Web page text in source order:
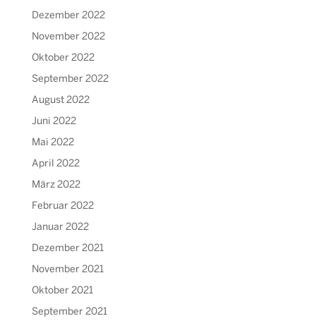
Dezember 2022
November 2022
Oktober 2022
September 2022
August 2022
Juni 2022
Mai 2022
April 2022
März 2022
Februar 2022
Januar 2022
Dezember 2021
November 2021
Oktober 2021
September 2021